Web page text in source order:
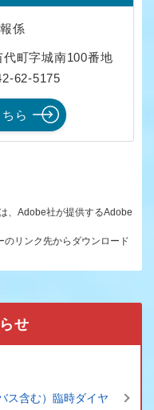
係
町字城南100番地
62-5175
ら
、Adobe社が提供するAdobe
リンク先からダウンロード
せ
ス含む）臨時ダイヤ